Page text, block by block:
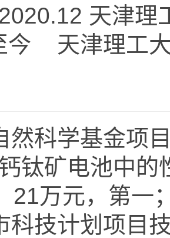
天津
今 天津理工
然科学基金项
钛矿电池中
21万元，第一
科技计划项目